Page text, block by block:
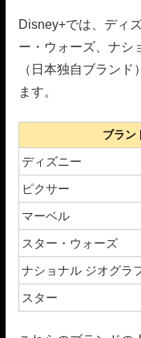
Disney+では、ディ
ー・ウォーズ、ナシ
（日本独自ブラン
ます。
ブラン
ディズニー
ピクサー
マーベル
スター・ウォーズ
ナショナル ジオグラ
スター